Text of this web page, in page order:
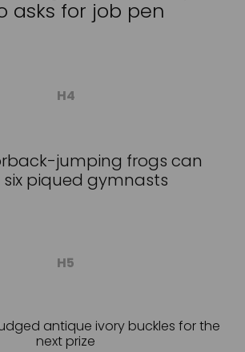
asks for job pen
H4
jumping frogs can
six piqued gymnasts
H5
antique ivory buckles for the
next prize